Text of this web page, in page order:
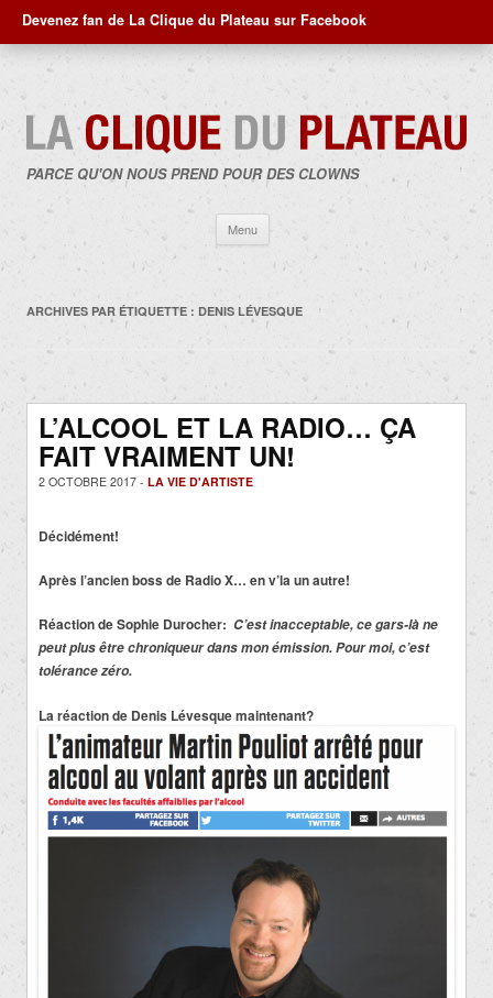
Devenez fan de La Clique du Plateau sur Facebook
PARCE QU'ON NOUS PREND POUR DES CLOWNS
Menu
contenu
ARCHIVES PAR ÉTIQUETTE : DENIS LÉVESQUE
L’ALCOOL ET LA RADIO… ÇA
FAIT VRAIMENT UN!
2 OCTOBRE 2017 - LA VIE D'ARTISTE
Décidément!
Après l’ancien boss de Radio X… en v’la un autre!
Réaction de Sophie Durocher: C’est inacceptable, ce gars-là ne
peut plus être chroniqueur dans mon émission. Pour moi, c’est
tolérance zéro.
La réaction de Denis Lévesque maintenant?